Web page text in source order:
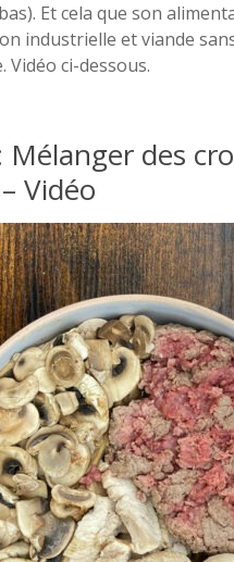
Et cela que son
industrielle et viande
Vidéo ci-dessous.
Mélanger des
Vidéo